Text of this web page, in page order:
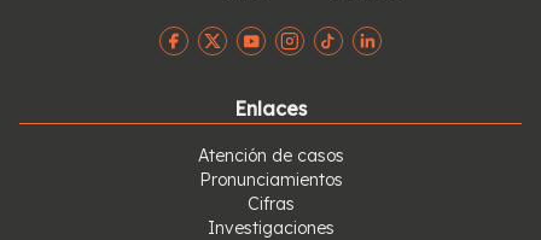
Enlaces
Atención de casos
Pronunciamientos
Cifras
Investigaciones